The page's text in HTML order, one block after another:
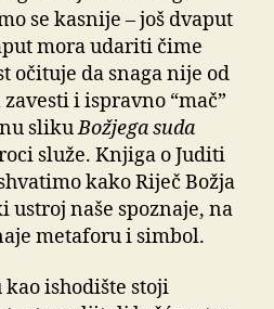
se kasnije – još dvaput
mora udariti čime
očituje da snaga nije od
i ispravno “mač”
slikuBožjega suda
služe. Knjiga o Juditi
kako Riječ Božja
ustroj naše spoznaje, na
metaforu i simbol.
ishodište stoji